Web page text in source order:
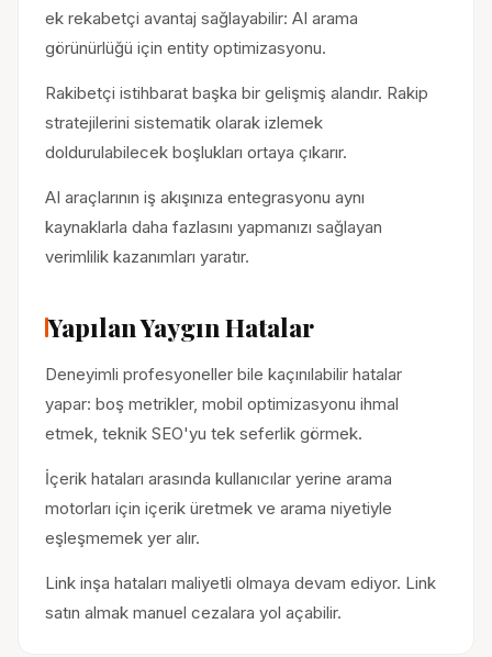
ek rekabetçi avantaj sağlayabilir: AI arama
görünürlüğü için entity optimizasyonu.
Rakibetçi istihbarat başka bir gelişmiş alandır. Rakip
stratejilerini sistematik olarak izlemek
doldurulabilecek boşlukları ortaya çıkarır.
AI araçlarının iş akışınıza entegrasyonu aynı
kaynaklarla daha fazlasını yapmanızı sağlayan
verimlilik kazanımları yaratır.
Yapılan Yaygın Hatalar
Deneyimli profesyoneller bile kaçınılabilir hatalar
yapar: boş metrikler, mobil optimizasyonu ihmal
etmek, teknik SEO'yu tek seferlik görmek.
İçerik hataları arasında kullanıcılar yerine arama
motorları için içerik üretmek ve arama niyetiyle
eşleşmemek yer alır.
Link inşa hataları maliyetli olmaya devam ediyor. Link
satın almak manuel cezalara yol açabilir.